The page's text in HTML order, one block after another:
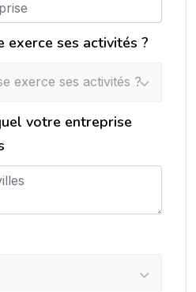
exerce ses activités ?
exerce ses activités ?
votre entreprise